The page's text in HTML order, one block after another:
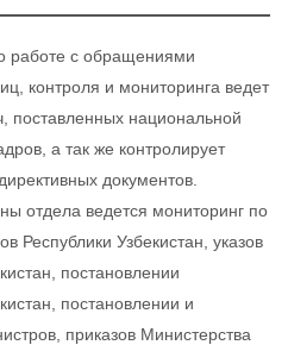
работе с обращениями
контроля и мониторинга ведет
поставленных национальной
а так же контролирует
документов.
отдела ведется мониторинг по
Республики Узбекистан, указов
постановлении
постановлении и
приказов Министерства